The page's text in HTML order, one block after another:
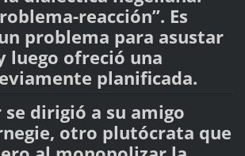
reacción”. Es
problema para asustar
luego ofreció una
planificada.
dirigió a su amigo
otro plutócrata que